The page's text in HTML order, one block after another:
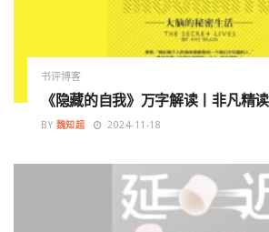
书评博客
《隐藏的自我》万字解读丨非凡精
BY 魏知超 2024-11-18